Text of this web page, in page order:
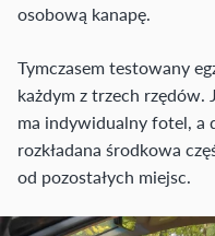
osobową kanapę.
Tymczasem testowany
każdym z trzech rzędów.
ma indywidualny fotel, a
rozkładana środkowa
od pozostałych miejsc.